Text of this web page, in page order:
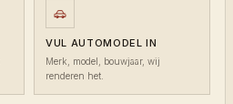
VUL AUTOMODEL IN
Merk, model, bouwjaar, wij
renderen het.